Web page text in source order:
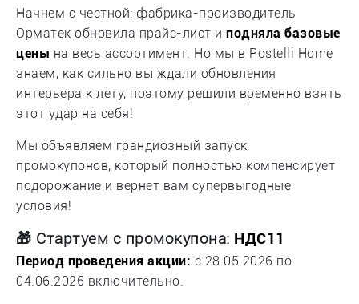
Начнем с честной: фабрика-производитель
Орматек обновила прайс-лист и подняла базовые
цены на весь ассортимент. Но мы в Postelli Home
знаем, как сильно вы ждали обновления
интерьера к лету, поэтому решили временно взять
этот удар на себя!
Мы объявляем грандиозный запуск
промокупонов, который полностью компенсирует
подорожание и вернет вам супервыгодные
условия!
🎁 Стартуем с промокупона: НДС11
Период проведения акции: с 28.05.2026 по
04.06.2026 включительно.